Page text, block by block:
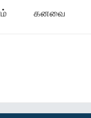
கனவை